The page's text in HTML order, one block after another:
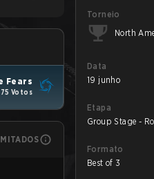
Fears
75 Votos
Torneio
North
Data
19 junho
Etapa
Group Stage -
Formato
Best of 3